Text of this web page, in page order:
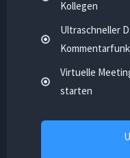
Kollegen
Ultraschneller
Virtuelle
starten